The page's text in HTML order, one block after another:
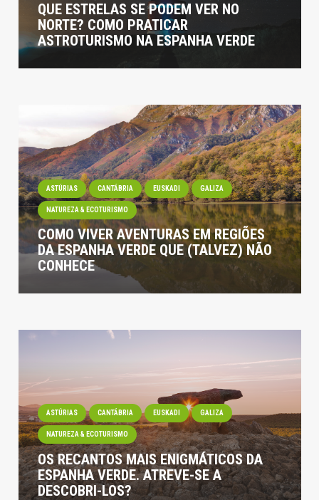
QUE ESTRELAS SE PODEM VER NO
NORTE? COMO PRATICAR
ASTROTURISMO NA ESPANHA VERDE
ASTÚRIAS CANTÁBRIA EUSKADI GALIZA
NATUREZA & ECOTURISMO
COMO VIVER AVENTURAS EM REGIÕES
DA ESPANHA VERDE QUE (TALVEZ) NÃO
CONHECE
ASTÚRIAS CANTÁBRIA EUSKADI GALIZA
NATUREZA & ECOTURISMO
OS RECANTOS MAIS ENIGMÁTICOS DA
ESPANHA VERDE. ATREVE-SE A
DESCOBRI-LOS?